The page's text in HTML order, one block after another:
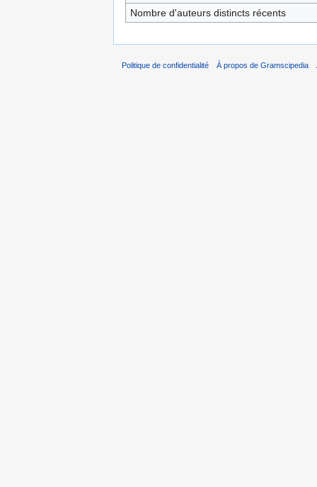
Nombre d'auteurs distincts récents
Politique de confidentialité À propos de Gramscipedia